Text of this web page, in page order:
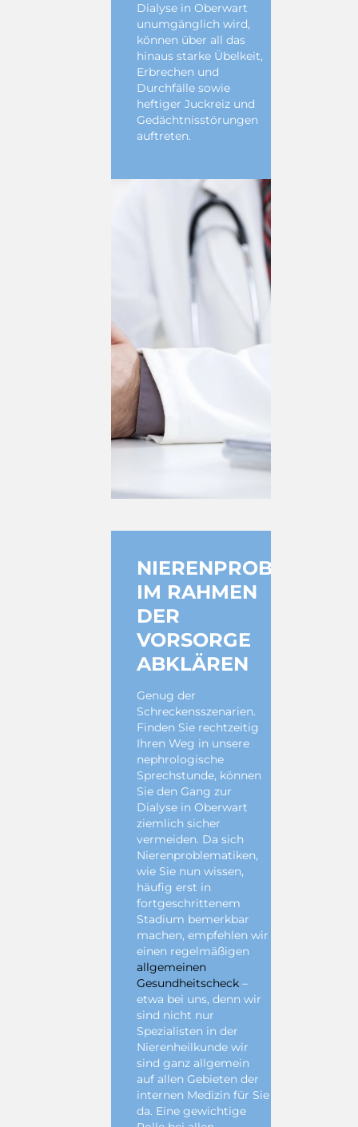
Dialyse in Oberwart
unumgänglich wird,
können über all das
hinaus starke Übelkeit,
Erbrechen und
Durchfälle sowie
heftiger Juckreiz und
Gedächtnisstörungen
auftreten.
IM RAHMEN
DER
VORSORGE
ABKLÄREN
Genug der
Schreckensszenarien.
Finden Sie rechtzeitig
Ihren Weg in unsere
nephrologische
Sprechstunde, können
Sie den Gang zur
Dialyse in Oberwart
ziemlich sicher
vermeiden. Da sich
Nierenproblematiken,
wie Sie nun wissen,
häufig erst in
fortgeschrittenem
Stadium bemerkbar
machen, empfehlen wir
einen regelmäßigen
allgemeinen
Gesundheitscheck –
etwa bei uns, denn wir
sind nicht nur
Spezialisten in der
Nierenheilkunde wir
sind ganz allgemein
auf allen Gebieten der
internen Medizin für Sie
da. Eine gewichtige